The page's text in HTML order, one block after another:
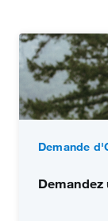
Demande